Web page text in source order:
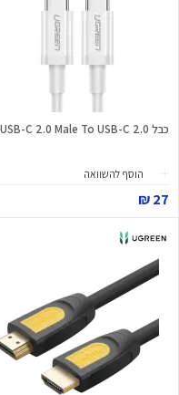
כבל USB-C 2.0 Male To USB-C 2.0
הוסף להשוואה
27 ₪